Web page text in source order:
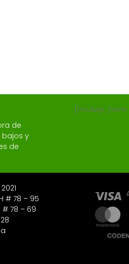
de
bajos y
de
[mc4wp_form
# 78 – 95
# 78 – 69